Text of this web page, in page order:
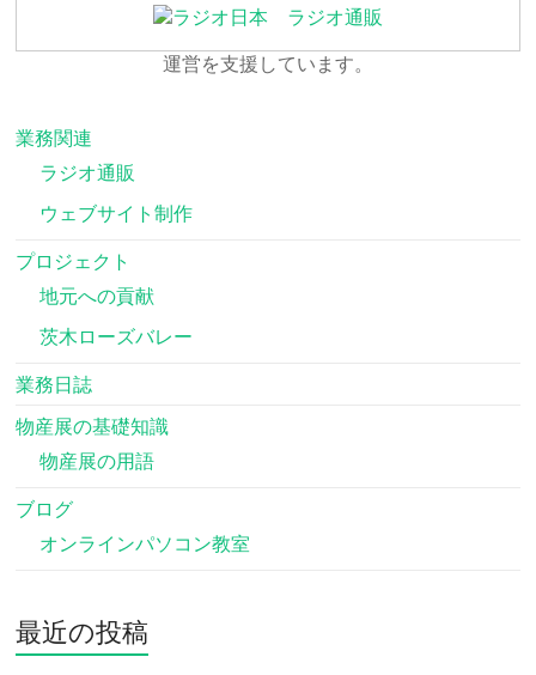
運営を支援しています。
業務関連
ラジオ通販
ウェブサイト制作
プロジェクト
地元への貢献
茨木ローズバレー
業務日誌
物産展の基礎知識
物産展の用語
ブログ
オンラインパソコン教室
最近の投稿